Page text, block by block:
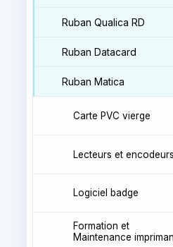
Ruban Qualica RD
Ruban Datacard
Ruban Matica
Carte PVC vierge
Lecteurs et encodeurs
Logiciel badge
Formation et
Maintenance